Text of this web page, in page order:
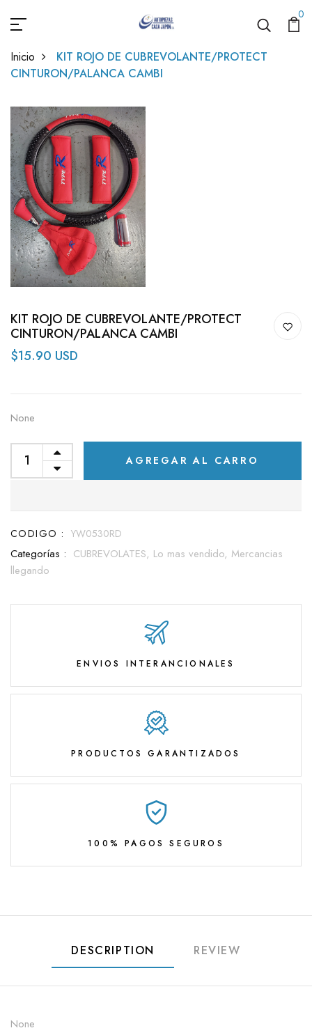
0
Inicio
KIT ROJO DE CUBREVOLANTE/PROTECT
CINTURON/PALANCA CAMBI
KIT ROJO DE CUBREVOLANTE/PROTECT
CINTURON/PALANCA CAMBI
$15.90 USD
None
AGREGAR AL CARRO
CODIGO : YW0530RD
Categorías : CUBREVOLATES, Lo mas vendido, Mercancias
llegando
ENVIOS INTERANCIONALES
PRODUCTOS GARANTIZADOS
100% PAGOS SEGUROS
DESCRIPTION REVIEW
None